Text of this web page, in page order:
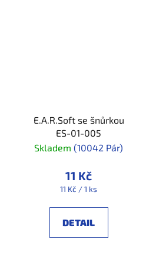
E.A.R.Soft se šnůrkou
ES-01-005
Skladem (10042 Pár)
11 Kč
Měrná
11 Kč / 1 ks
DETAIL